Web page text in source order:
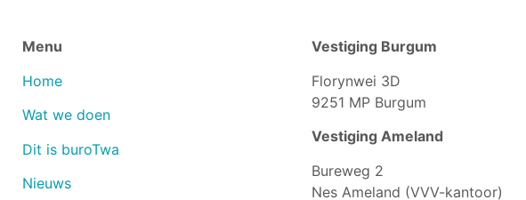
Menu
Home
Wat we doen
Dit is buroTwa
Nieuws
Vestiging Burgum
Florynwei 3D
9251 MP Burgum
Vestiging Ameland
Bureweg 2
Nes Ameland (VVV-kantoor)